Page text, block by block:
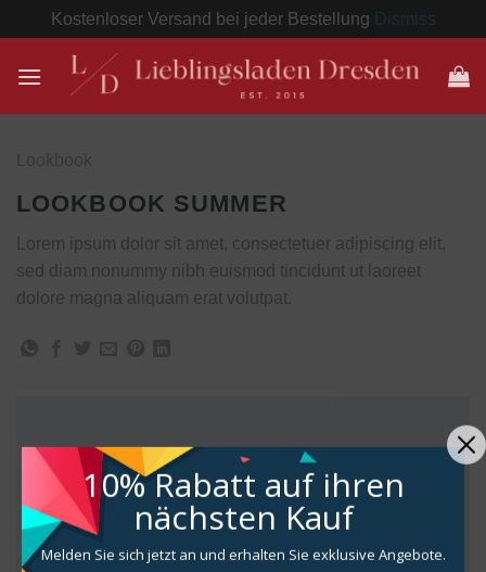
Kostenloser Versand bei jeder Bestellung Dismiss
Inhalt
LOOKBOOK SUMMER
Lorem ipsum dolor sit amet, consectetuer adipiscing elit,
sed diam nonummy nibh euismod tincidunt ut laoreet
dolore magna aliquam erat volutpat.
10% Rabatt auf ihren
nächsten Kauf
Melden Sie sich jetzt an und erhalten Sie exklusive Angebote.